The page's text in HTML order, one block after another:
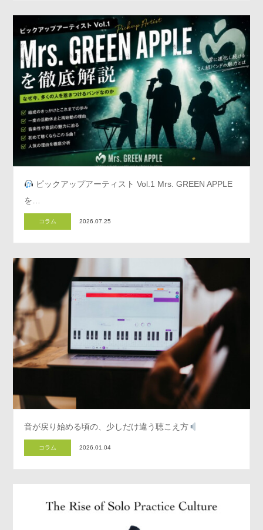
ピックアップアーティスト Vol.1 Mrs. GREEN APPLE
を…
コラム 2026.07.25
音が戻り始める頃の、少しだけ違う聴こえ方
コラム 2026.01.04